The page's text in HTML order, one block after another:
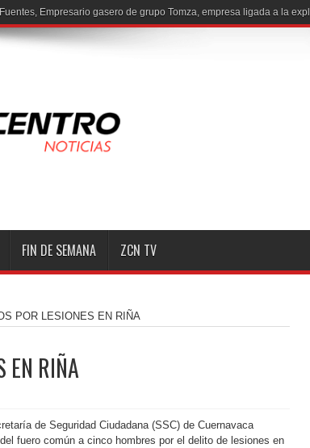
FIN DE SEMANA ZCN TV
POR LESIONES EN RIÑA
EN RIÑA
de Seguridad Ciudadana (SSC) de Cuernavaca
fuero común a cinco hombres por el delito de lesiones en